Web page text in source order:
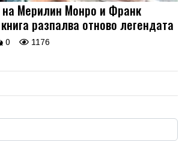
Мерилин Монро и Франк
разпалва отново легендата
0 1176